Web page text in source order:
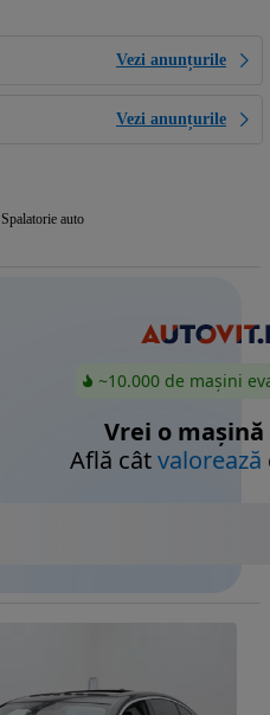
Vezi anunțurile
Vezi anunțurile
Spalatorie auto
~10.000 de mașini
Vrei o mașină
Află câtvalorează